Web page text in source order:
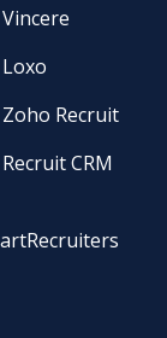
Vincere
Loxo
Zoho Recruit
CRM